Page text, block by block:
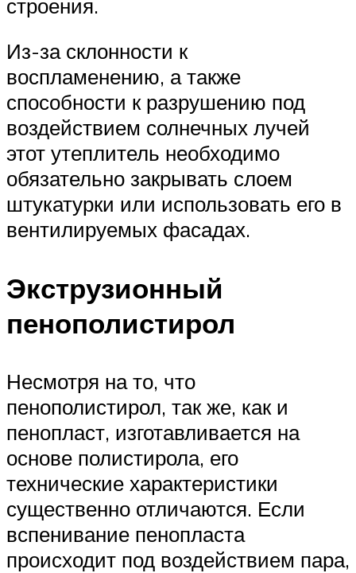
строения.
Из-за склонности к
воспламенению, а также
способности к разрушению под
воздействием солнечных лучей
этот утеплитель необходимо
обязательно закрывать слоем
штукатурки или использовать его в
вентилируемых фасадах.
Экструзионный
пенополистирол
Несмотря на то, что
пенополистирол, так же, как и
пенопласт, изготавливается на
основе полистирола, его
технические характеристики
существенно отличаются. Если
вспенивание пенопласта
происходит под воздействием пара,